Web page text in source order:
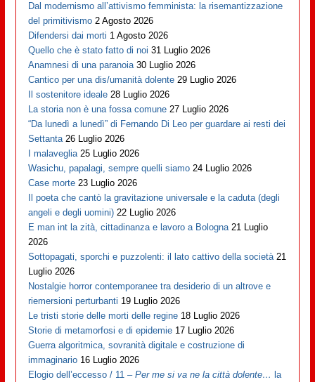
Dal modernismo all’attivismo femminista: la risemantizzazione
del primitivismo 2 Agosto 2026
Difendersi dai morti 1 Agosto 2026
Quello che è stato fatto di noi 31 Luglio 2026
Anamnesi di una paranoia 30 Luglio 2026
Cantico per una dis/umanità dolente 29 Luglio 2026
Il sostenitore ideale 28 Luglio 2026
La storia non è una fossa comune 27 Luglio 2026
“Da lunedì a lunedì” di Fernando Di Leo per guardare ai resti dei
Settanta 26 Luglio 2026
I malaveglia 25 Luglio 2026
Wasichu, papalagi, sempre quelli siamo 24 Luglio 2026
Case morte 23 Luglio 2026
Il poeta che cantò la gravitazione universale e la caduta (degli
angeli e degli uomini) 22 Luglio 2026
E man int la zità, cittadinanza e lavoro a Bologna 21 Luglio
2026
Sottopagati, sporchi e puzzolenti: il lato cattivo della società 21
Luglio 2026
Nostalgie horror contemporanee tra desiderio di un altrove e
riemersioni perturbanti 19 Luglio 2026
Le tristi storie delle morti delle regine 18 Luglio 2026
Storie di metamorfosi e di epidemie 17 Luglio 2026
Guerra algoritmica, sovranità digitale e costruzione di
immaginario 16 Luglio 2026
Elogio dell’eccesso / 11 –Per me si va ne la città dolente… la